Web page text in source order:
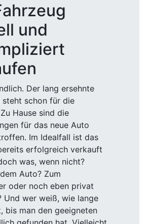
und
Der lang ersehnte
steht schon für die
Hause sind die
für das neue Auto
Im Idealfall ist das
erfolgreich verkauft
was, wenn nicht?
Auto? Zum
oder noch eben privat
Und wer weiß, wie lange
bis man den geeigneten